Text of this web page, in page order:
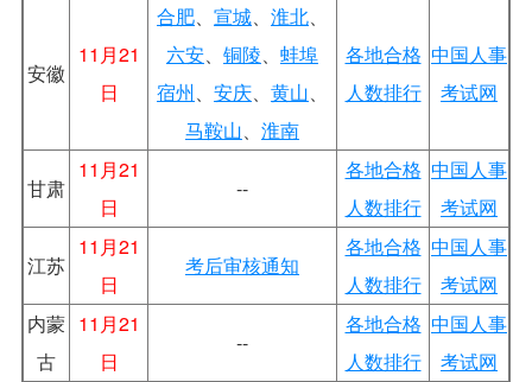
安徽
11月21
日
合肥 宣城 淮北
六安
铜陵
蚌埠
宿州
安庆 黄山
马鞍山
淮南
各地合格
人数排行
中国人事
考试网
甘肃
11月21
日
--
各地合格
人数排行
中国人事
考试网
江苏
11月21
日
考后审核通知
各地合格
人数排行
中国人事
考试网
内蒙
古
11月21
日
--
各地合格
人数排行
中国人事
考试网